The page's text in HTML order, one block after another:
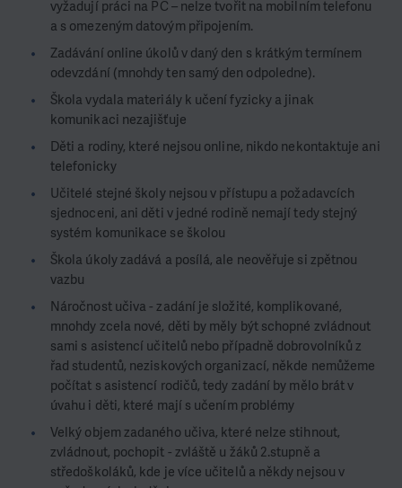
vyžadují práci na PC – nelze tvořit na mobilním telefonu
a s omezeným datovým připojením.
Zadávání online úkolů v daný den s krátkým termínem
odevzdání (mnohdy ten samý den odpoledne).
Škola vydala materiály k učení fyzicky a jinak
komunikaci nezajišťuje
Děti a rodiny, které nejsou online, nikdo nekontaktuje ani
telefonicky
Učitelé stejné školy nejsou v přístupu a požadavcích
sjednoceni, ani děti v jedné rodině nemají tedy stejný
systém komunikace se školou
Škola úkoly zadává a posílá, ale neověřuje si zpětnou
vazbu
Náročnost učiva - zadání je složité, komplikované,
mnohdy zcela nové, děti by měly být schopné zvládnout
sami s asistencí učitelů nebo případně dobrovolníků z
řad studentů, neziskových organizací, někde nemůžeme
počítat s asistencí rodičů, tedy zadání by mělo brát v
úvahu i děti, které mají s učením problémy
Velký objem zadaného učiva, které nelze stihnout,
zvládnout, pochopit - zvláště u žáků 2.stupně a
středoškoláků, kde je více učitelů a někdy nejsou v